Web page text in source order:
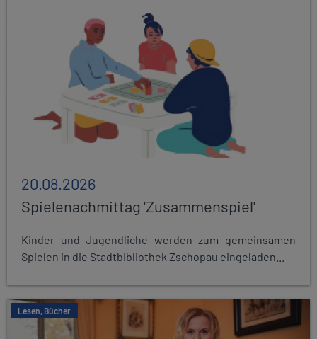
20.08.2026
Spielenachmittag 'Zusammenspiel'
Kinder und Jugendliche werden zum gemeinsamen
Spielen in die Stadtbibliothek Zschopau eingeladen...
Lesen, Bücher